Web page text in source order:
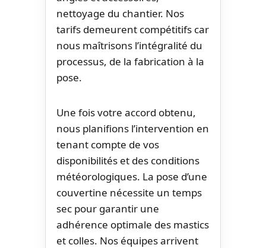
nettoyage du chantier. Nos
tarifs demeurent compétitifs car
nous maîtrisons l’intégralité du
processus, de la fabrication à la
pose.
Une fois votre accord obtenu,
nous planifions l’intervention en
tenant compte de vos
disponibilités et des conditions
météorologiques. La pose d’une
couvertine nécessite un temps
sec pour garantir une
adhérence optimale des mastics
et colles. Nos équipes arrivent